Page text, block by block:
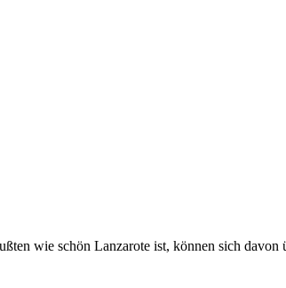
wie schön Lanzarote ist, können sich davon